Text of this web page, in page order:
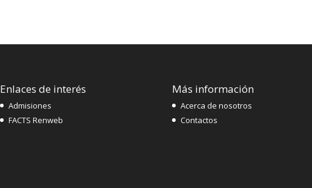
Enlaces de interés
Admisiones
FACTS Renweb
Más información
Acerca de nosotros
Contactos